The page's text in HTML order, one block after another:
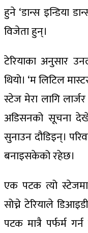
हुने ‘डान्स इन्डिया
विजेता हुन्।
टेरियाका अनुसार
थियो। ‘म लिटिल
स्टेज मेरा लागि
अडिसनको सूचना
सुनाउन दौडिइन्।
बनाइसकेको रहेछ।
एक पटक त्यो स्टेजमा
सोच्ने टेरियाले
पटक मात्रै पर्फर्म